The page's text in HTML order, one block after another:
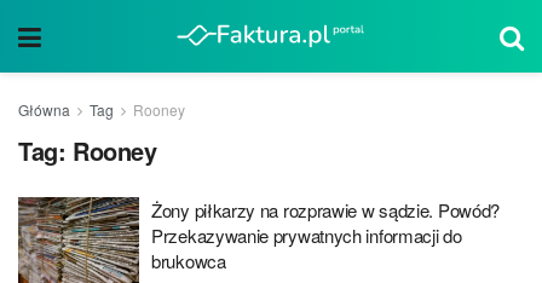
Główna Tag Rooney
Tag: Rooney
Żony piłkarzy na rozprawie w sądzie. Powód?
Przekazywanie prywatnych informacji do
brukowca